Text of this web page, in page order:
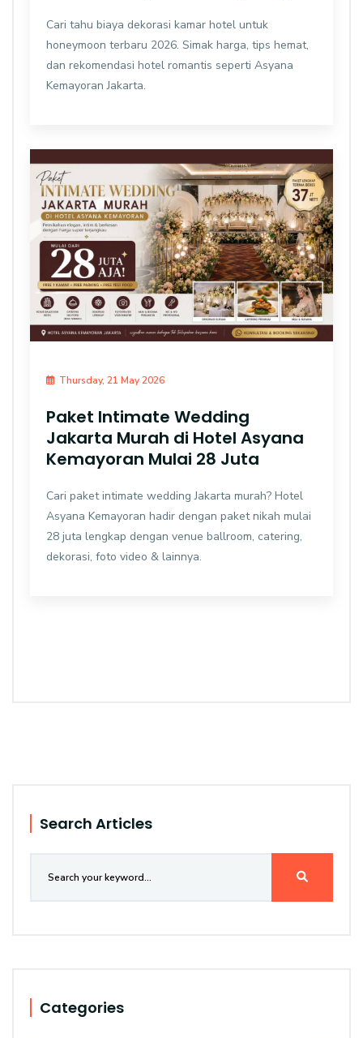
Cari tahu biaya dekorasi kamar hotel untuk
honeymoon terbaru 2026. Simak harga, tips hemat,
dan rekomendasi hotel romantis seperti Asyana
Kemayoran Jakarta.
Thursday, 21 May 2026
Paket Intimate Wedding
Jakarta Murah di Hotel Asyana
Kemayoran Mulai 28 Juta
Cari paket intimate wedding Jakarta murah? Hotel
Asyana Kemayoran hadir dengan paket nikah mulai
28 juta lengkap dengan venue ballroom, catering,
dekorasi, foto video & lainnya.
Search Articles
Categories